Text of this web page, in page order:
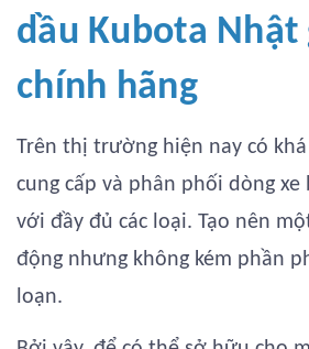
dầu Kubota Nhật
chính hãng
Trên thị trường hiện nay có
cung cấp và phân phối dòng xe
với đầy đủ các loại. Tạo nên
động nhưng không kém phần
loạn.